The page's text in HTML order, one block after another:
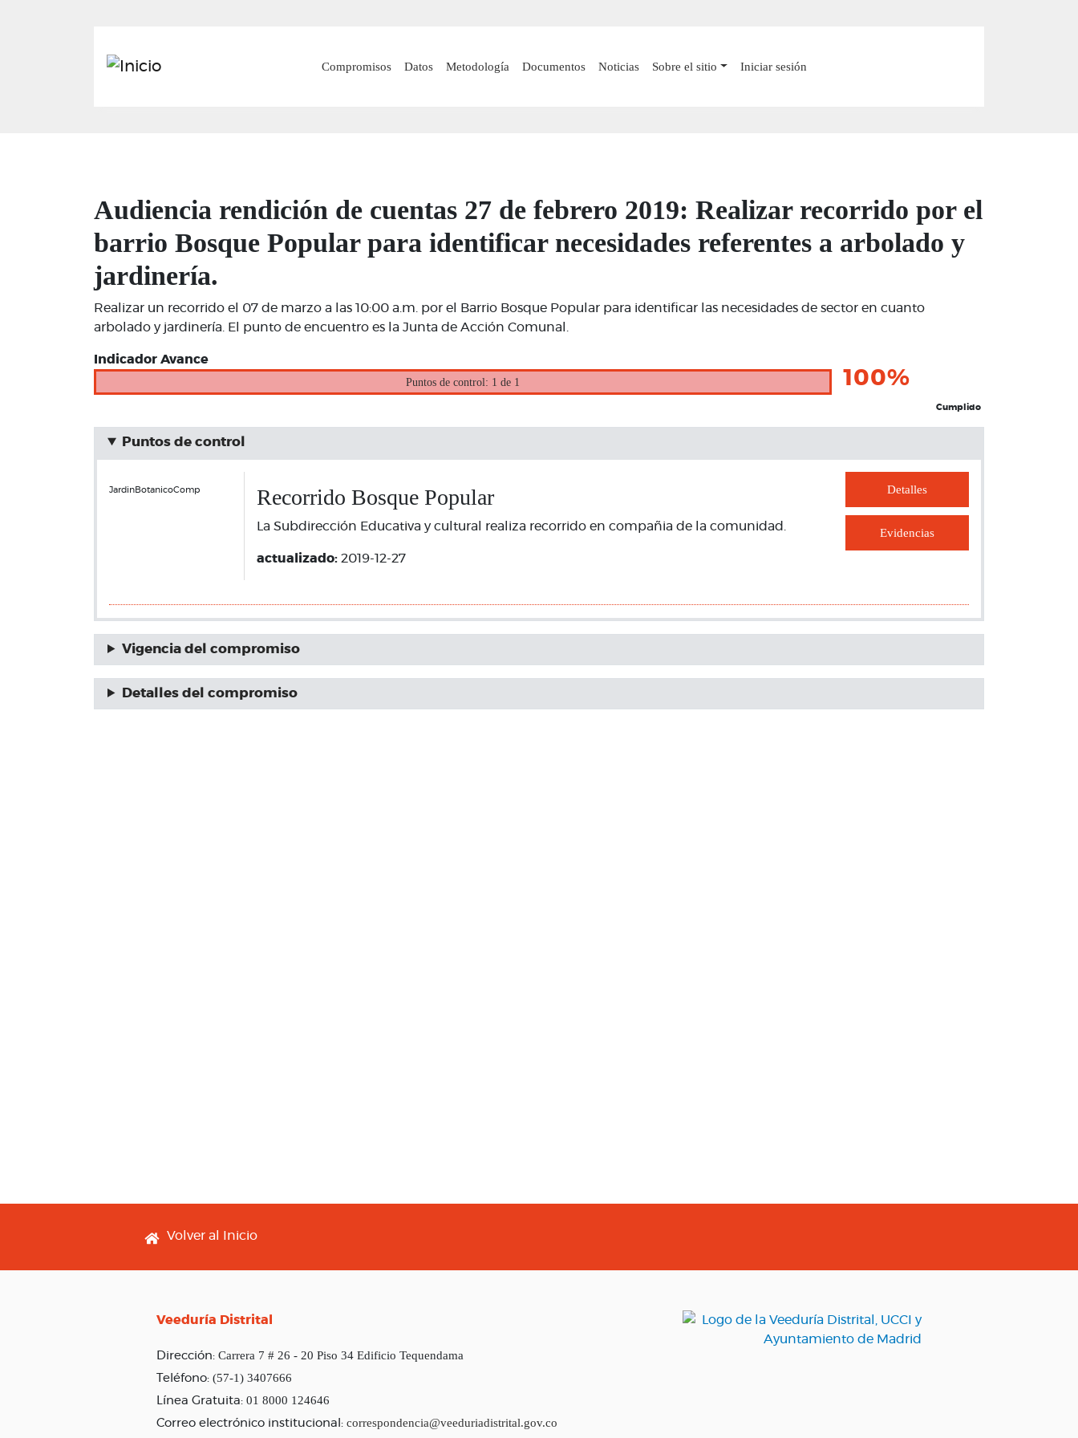
principal
Main navigation
Compromisos Datos Metodología Documentos Noticias Sobre el sitio Iniciar sesión
Audiencia rendición de cuentas 27 de febrero 2019: Realizar recorrido por el
barrio Bosque Popular para identificar necesidades referentes a arbolado y
jardinería.
Realizar un recorrido el 07 de marzo a las 10:00 a.m. por el Barrio Bosque Popular para identificar las necesidades de sector en cuanto
arbolado y jardinería. El punto de encuentro es la Junta de Acción Comunal.
Indicador Avance
Puntos de control: 1 de 1
100%
Cumplido
Puntos de control
JardinBotanicoComp Recorrido Bosque Popular
La Subdirección Educativa y cultural realiza recorrido en compañia de la comunidad.
actualizado: 2019-12-27
Detalles
Evidencias
Vigencia del compromiso
Detalles del compromiso
Footer menu
Volver al Inicio
Veeduría Distrital
Dirección: Carrera 7 # 26 - 20 Piso 34 Edificio Tequendama
Teléfono: (57-1) 3407666
Línea Gratuita: 01 8000 124646
Correo electrónico institucional: correspondencia@veeduriadistrital.gov.co